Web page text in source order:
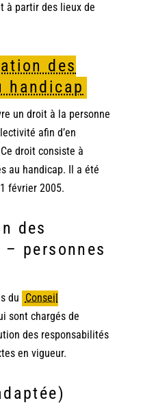
à partir des lieux de
des
handicap
un droit à la personne
afin d’en
droit consiste à
au handicap. Il a été
février 2005.
des
– personnes
du Conseil
sont chargés de
des responsabilités
en vigueur.